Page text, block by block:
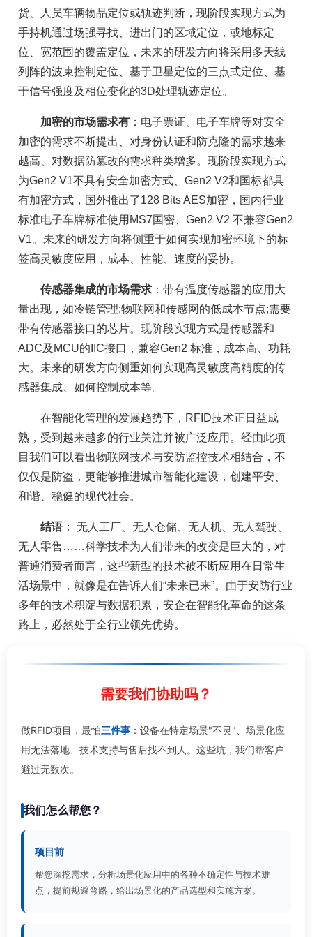
货、人员车辆物品定位或轨迹判断，现阶段实现方式为
手持机通过场强寻找、进出门的区域定位，或地标定
位、宽范围的覆盖定位，未来的研发方向将采用多天线
列阵的波束控制定位、基于卫星定位的三点式定位、基
于信号强度及相位变化的3D处理轨迹定位。
加密的市场需求有 ：电子票证、电子车牌等对安全
加密的需求不断提出、对身份认证和防克隆的需求越来
越高、对数据防篡改的需求种类增多。现阶段实现方式
为Gen2 V1不具有安全加密方式、Gen2 V2和国标都具
有加密方式，国外推出了128 Bits AES加密，国内行业
标准电子车牌标准使用MS7国密、Gen2 V2 不兼容Gen2
V1。未来的研发方向将侧重于如何实现加密环境下的标
签高灵敏度应用，成本、性能、速度的妥协。
传感器集成的市场需求 ：带有温度传感器的应用大
量出现，如冷链管理;物联网和传感网的低成本节点;需要
带有传感器接口的芯片。现阶段实现方式是传感器和
ADC及MCU的IIC接口，兼容Gen2 标准，成本高、功耗
大。未来的研发方向侧重如何实现高灵敏度高精度的传
感器集成、如何控制成本等。
在智能化管理的发展趋势下，RFID技术正日益成
熟，受到越来越多的行业关注并被广泛应用。经由此项
目我们可以看出物联网技术与安防监控技术相结合，不
仅仅是防盗，更能够推进城市智能化建设，创建平安、
和谐、稳健的现代社会。
结语： 无人工厂、无人仓储、无人机、无人驾驶、
无人零售……科学技术为人们带来的改变是巨大的，对
普通消费者而言，这些新型的技术被不断应用在日常生
活场景中，就像是在告诉人们“未来已来”。由于安防行业
多年的技术积淀与数据积累，安企在智能化革命的这条
路上，必然处于全行业领先优势。
需要我们协助吗？
做RFID项目，最怕三件事 ：设备在特定场景"不灵"、场景化应
用无法落地、技术支持与售后找不到人。这些坑，我们帮客户
避过无数次。
我们怎么帮您？
项目前
帮您深挖需求，分析场景化应用中的各种不确定性与技术难
点，提前规避弯路，给出场景化的产品选型和实施方案。